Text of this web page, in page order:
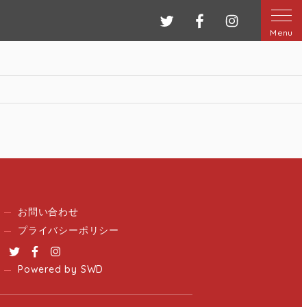
ツイッターフェイスブック
インスタグ
Menu
お問い合わせ
プライバシーポリシー
TwitterFacebook
Powered by SWD